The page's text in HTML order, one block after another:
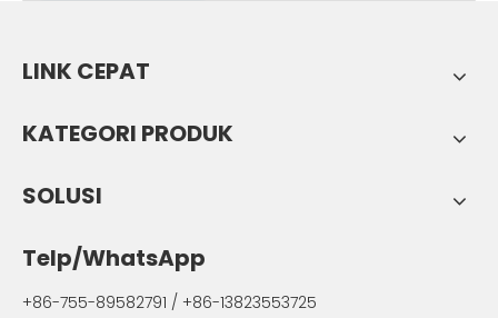
LINK CEPAT
KATEGORI PRODUK
SOLUSI
Telp/WhatsApp
+86-755-89582791 / +86-13823553725